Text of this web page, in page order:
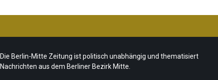
zeitgemäß?
CSD-Anschlag: Trauer und politische
Folgerungen
Die Berlin-Mitte Zeitung ist politisch unabhängig und thematisiert
Nachrichten aus dem Berliner Bezirk Mitte.